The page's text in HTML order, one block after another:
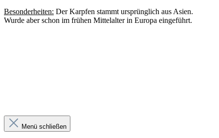
Besonderheiten: Der Karpfen stammt ursprünglich aus Asien.
Wurde aber schon im frühen Mittelalter in Europa eingeführt.
Menü schließen